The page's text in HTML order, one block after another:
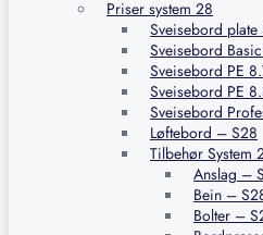
Priser system 28
Sveisebord plate
Sveisebord
Sveisebord PE
Sveisebord PE
Sveisebord
Løftebord – S28
Tilbehør System
Anslag –
Bein –
Bolter –